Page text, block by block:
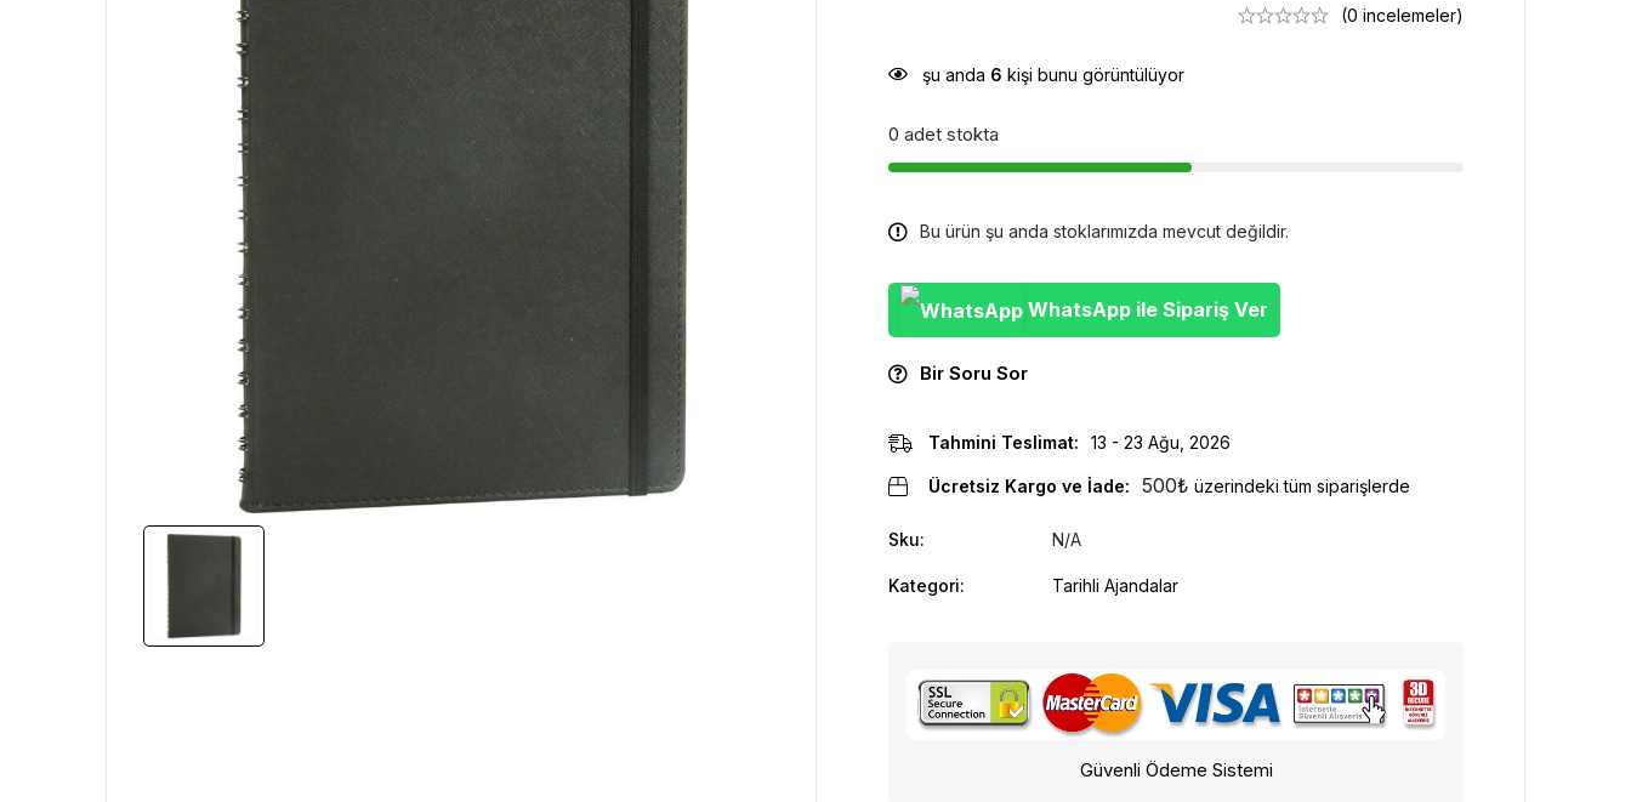
(0 incelemeler)
şu anda 6 kişi bunu görüntülüyor
0 adet stokta
Bu ürün şu anda stoklarımızda mevcut değildir.
WhatsApp ile Sipariş Ver
Bir Soru Sor
Tahmini Teslimat: 13 - 23 Ağu, 2026
Ücretsiz Kargo ve İade: 500₺ üzerindeki tüm siparişlerde
Sku: N/A
Kategori: Tarihli Ajandalar
Güvenli Ödeme Sistemi